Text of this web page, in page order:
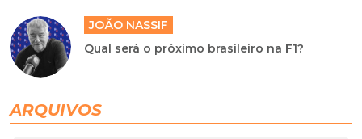
JOÃO NASSIF
Qual será o próximo brasileiro na F1?
ARQUIVOS